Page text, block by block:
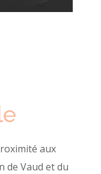
aux
de Vaud et du